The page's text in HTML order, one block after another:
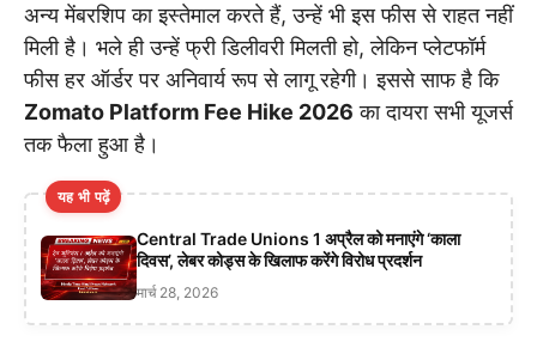
अन्य मेंबरशिप का इस्तेमाल करते हैं, उन्हें भी इस फीस से राहत नहीं
मिली है। भले ही उन्हें फ्री डिलीवरी मिलती हो, लेकिन प्लेटफॉर्म
फीस हर ऑर्डर पर अनिवार्य रूप से लागू रहेगी। इससे साफ है कि
Zomato Platform Fee Hike 2026 का दायरा सभी यूजर्स
तक फैला हुआ है।
यह भी पढ़ें
Central Trade Unions 1 अप्रैल को मनाएंगे ‘काला
दिवस’, लेबर कोड्स के खिलाफ करेंगे विरोध प्रदर्शन
मार्च 28, 2026